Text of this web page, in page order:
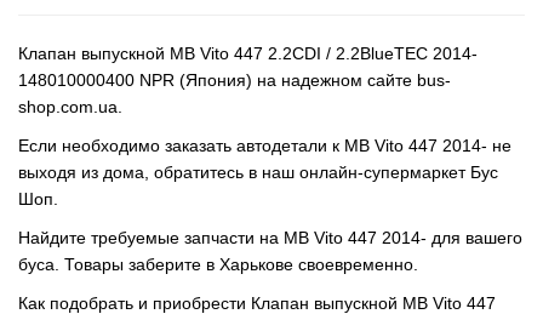
Клапан выпускной MB Vito 447 2.2CDI / 2.2BlueTEC 2014-
148010000400 NPR (Япония) на надежном сайте bus-
shop.com.ua.
Если необходимо заказать автодетали к MB Vito 447 2014- не
выходя из дома, обратитесь в наш онлайн-супермаркет Бус
Шоп.
Найдите требуемые запчасти на MB Vito 447 2014- для вашего
буса. Товары заберите в Харькове своевременно.
Как подобрать и приобрести Клапан выпускной MB Vito 447